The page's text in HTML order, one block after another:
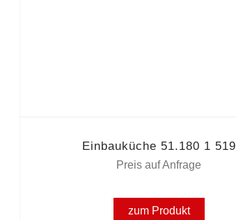
Einbauküche 51.180 1 519
Preis auf Anfrage
zum Produkt